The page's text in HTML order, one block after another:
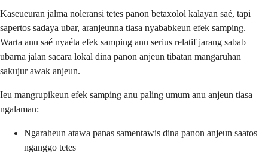
Kaseueuran jalma noleransi tetes panon betaxolol kalayan saé, tapi
sapertos sadaya ubar, aranjeunna tiasa nyababkeun efek samping.
Warta anu saé nyaéta efek samping anu serius relatif jarang sabab
ubarna jalan sacara lokal dina panon anjeun tibatan mangaruhan
sakujur awak anjeun.
Ieu mangrupikeun efek samping anu paling umum anu anjeun tiasa
ngalaman:
Ngaraheun atawa panas samentawis dina panon anjeun saatos
nganggo tetes